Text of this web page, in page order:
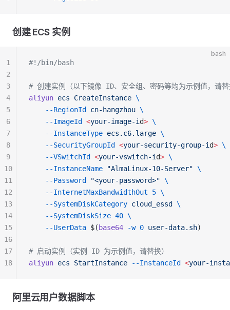
创建 ECS 实例
bash
#!/bin/bash
# 创建实例（以下镜像 ID、安全组、密码等均为示例值，请
aliyun ecs CreateInstance \
    --RegionId
cn-hangzhou \
    --ImageId
<your-image-i d> \
    --InstanceType
ecs.c6.large \
    --SecurityGroupId
<your-security-group-i d> \
    --VSwitchId
<your-vswitch-i d> \
    --InstanceName
"AlmaLinux-10-Server" \
    --Password
"<your-password>" \
    --InternetMaxBandwidthOut
5 \
    --SystemDiskCategory
cloud_essd
\
    --SystemDiskSize
40 \
    --UserData
$( base64 -w 0 user-data.sh)
# 启动实例（实例 ID 为示例值，请替换）
aliyun ecs StartInstance --InstanceId <your-
1
2
3
4
5
6
7
8
9
10
11
12
13
14
15
16
17
18
阿里云用户数据脚本